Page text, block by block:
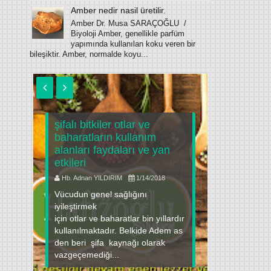
Amber nedir nasil üretilir.
Amber Dr. Musa SARAÇOĞLU /
Biyoloji Amber, genellikle parfüm
yapımında kullanılan koku veren bir
bileşiktir. Amber, normalde koyu...
şifalı bitkiler otlar ve
baharatların kullanım
alanları faydaları ve yan
etkileri
Hb. Adnan YILDIRIM 1/14/2018
Vücudun genel sağlığını
iyileştirmek
için otlar ve baharatlar bin yıllardır
kullanılmaktadır. Belkide Adem as
den beri şifa kaynağı olarak
vazgeçemediği...